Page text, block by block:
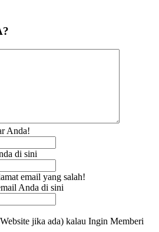
Anda!
di sini
email yang salah!
Anda di sini
jika ada) kalau Ingin Memberi